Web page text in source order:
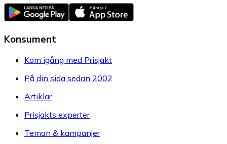
Konsument
Kom igång med Prisjakt
På din sida sedan 2002
Artiklar
Prisjakts experter
Teman & kampanjer